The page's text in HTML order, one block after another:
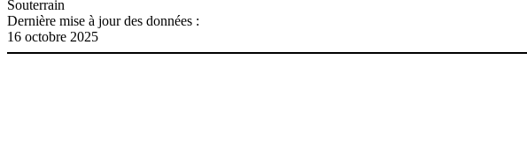
Souterrain
Dernière mise à jour des données :
16 octobre 2025